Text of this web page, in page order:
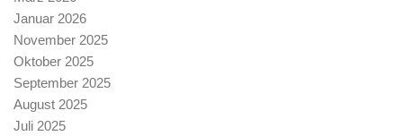
Januar 2026
November 2025
Oktober 2025
September 2025
August 2025
Juli 2025